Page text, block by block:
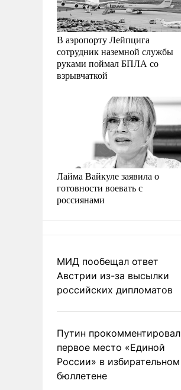
В аэропорту Лейпцига
сотрудник наземной службы
руками поймал БПЛА со
взрывчаткой
Лайма Вайкуле заявила о
готовности воевать с
россиянами
МИД пообещал ответ
Австрии из-за высылки
российских дипломатов
Путин прокомментировал
первое место «Единой
России» в избирательном
бюллетене